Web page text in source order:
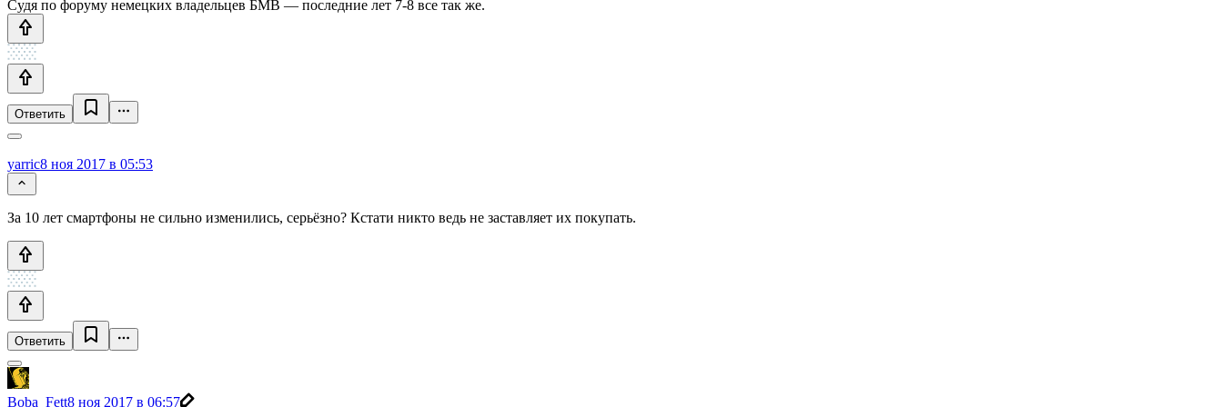
Судя по форуму немецких владельцев БМВ — последние лет 7-8 все так же.
Ответить
yarric8 ноя 2017 в 05:53
За 10 лет смартфоны не сильно изменились, серьёзно? Кстати никто ведь не заставляет их покупать.
Ответить
Boba_Fett8 ноя 2017 в 06:57